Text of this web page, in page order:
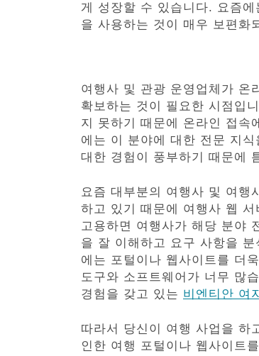
게 성장할 수 있습니다. 요즘
을 사용하는 것이 매우 보편화
여행사 및 관광 운영업체가 온
확보하는 것이 필요한 시점입
지 못하기 때문에 온라인 접속
에는 이 분야에 대한 전문 지
대한 경험이 풍부하기 때문에
요즘 대부분의 여행사 및 여행
하고 있기 때문에 여행사 웹
고용하면 여행사가 해당 분야
을 잘 이해하고 요구 사항을
에는 포털이나 웹사이트를 더
도구와 소프트웨어가 너무 많
경험을 갖고 있는 비엔티안 여
따라서 당신이 여행 사업을 하
인한 여행 포털이나 웹사이트